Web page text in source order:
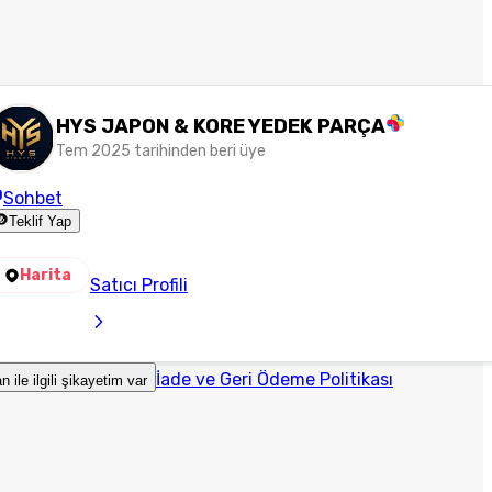
HYS JAPON & KORE YEDEK PARÇA
Tem 2025 tarihinden beri üye
Sohbet
Teklif Yap
Harita Satıcı Profili
ile ilgili şikayetim var İade ve Geri Ödeme Politikası